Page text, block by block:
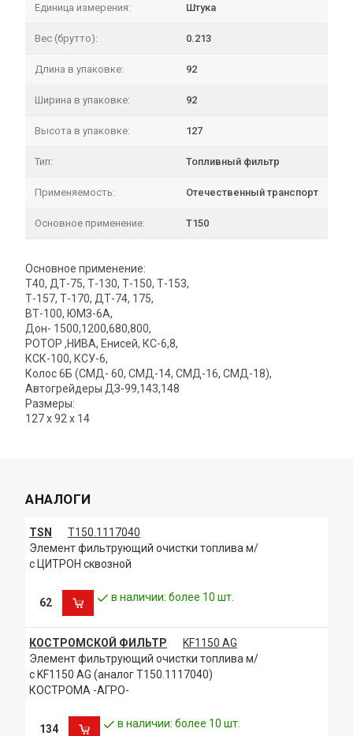
Единица измерения: Штука
Вес (брутто): 0.213
Длина в упаковке: 92
Ширина в упаковке: 92
Высота в упаковке: 127
Тип: Топливный фильтр
Применяемость: Отечественный транспорт
Основное применение: Т150
Основное применение:
Т40, ДТ-75, Т-130, Т-150, Т-153,
Т-157, Т-170, ДТ-74, 175,
ВТ-100, ЮМЗ-6А,
Дон- 1500,1200,680,800,
РОТОР ,НИВА, Енисей, КС-6,8,
КСК-100, КСУ-6,
Колос 6Б (СМД- 60, СМД-14, СМД-16, СМД-18),
Автогрейдеры ДЗ-99,143,148
Размеры:
127 х 92 х 14
АНАЛОГИ
TSN
Т150.1117040
Элемент фильтрующий очистки топлива м/
с ЦИТРОН сквозной
62 в наличии: более 10 шт.
КОСТРОМСКОЙ ФИЛЬТР
KF1150 AG
Элемент фильтрующий очистки топлива м/
с KF1150 AG (аналог Т150.1117040)
КОСТРОМА -АГРО-
134 в наличии: более 10 шт.